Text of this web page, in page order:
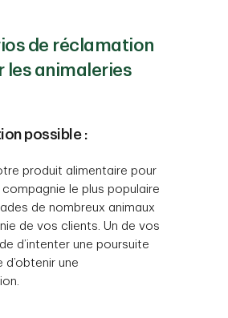
de réclamation
les animaleries
possible :
produit alimentaire pour
compagnie le plus populaire
de nombreux animaux
de vos clients. Un de vos
d’intenter une poursuite
d’obtenir une